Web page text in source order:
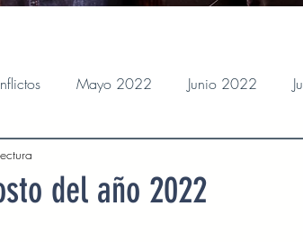
Mayo 2022 Junio 2022
2022
del año 2022